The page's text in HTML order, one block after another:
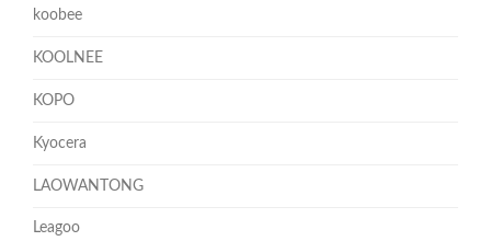
koobee
KOOLNEE
KOPO
Kyocera
LAOWANTONG
Leagoo